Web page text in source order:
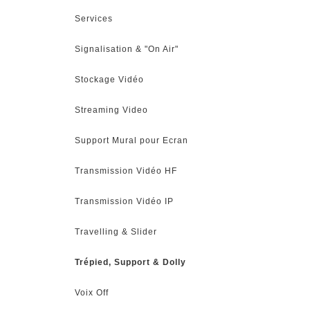
Services
Signalisation & "On Air"
Stockage Vidéo
Streaming Video
Support Mural pour Ecran
Transmission Vidéo HF
Transmission Vidéo IP
Travelling & Slider
Trépied, Support & Dolly
Voix Off